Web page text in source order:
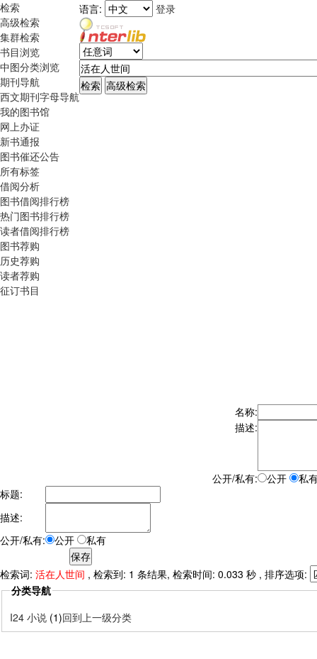
检索
高级检索
集群检索
书目浏览
中图分类浏览
期刊导航
西文期刊字母导航
我的图书馆
网上办证
新书通报
图书催还公告
所有标签
借阅分析
图书借阅排行榜
热门图书排行榜
读者借阅排行榜
图书荐购
历史荐购
读者荐购
征订书目
语言: 登录
名称:
描述:
公开/私有: 公开
私
标题:
描述:
公开/私有:
公开 私有
检索词: 活在人世间 , 检索到: 1 条结果, 检索时间: 0.033 秒 , 排序选项:
分类导航
I24 小说 (1)回到上一级分类